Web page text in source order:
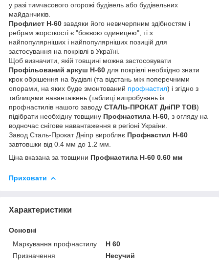
у разі тимчасового огорожі будівель або будівельних
майданчиків.
Профлист Н-60 завдяки його невичерпним здібностям і
ребрам жорсткості є "боєвою одиницею", ті з
найпопулярніших і найпопулярніших позицій для
застосування на покрівлі в Україні.
Щоб визначити, якій товщині можна застосовувати
Профільований аркуш Н-60 для покрівлі необхідно знати
крок обрішення на будівлі (та відстань між поперечними
опорами, на яких буде змонтований профнастил) і згідно з
таблицями навантажень (таблиці випробувань із
профнастилів нашого заводу СТАЛЬ-ПРОКАТ ДніПР ТОВ)
підібрати необхідну товщину Профнастила Н-60 , з огляду на
водночас снігове навантаження в регіоні України.
Завод Сталь-Прокат Дніпр виробляє Профнастил Н-60
завтовшки від 0.4 мм до 1.2 мм.
Ціна вказана за товщини Профнастила Н-60 0.60 мм
Приховати
Характеристики
Основні
Маркування профнастилу
Н 60
Призначення
Несучий